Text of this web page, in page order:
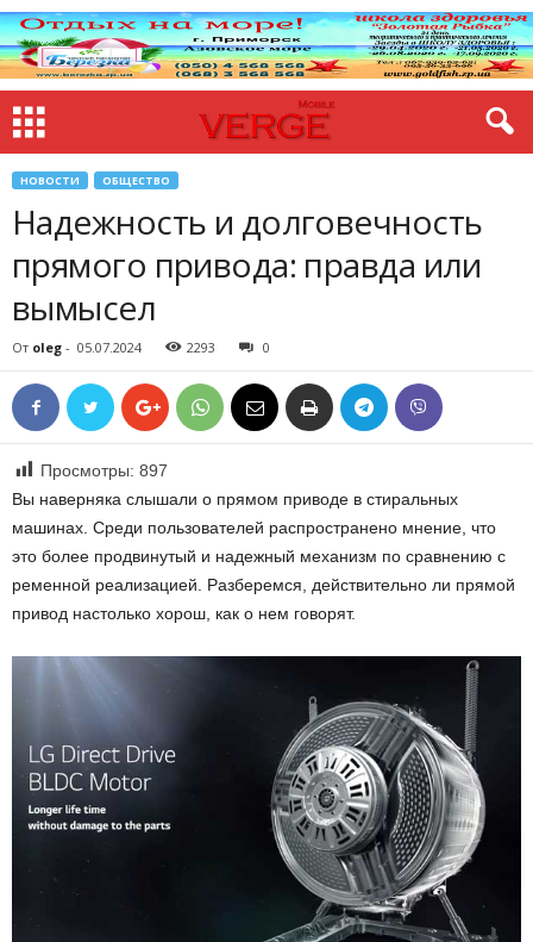
НОВОСТИ ОБЩЕСТВО
Надежность и долговечность
прямого привода: правда или
вымысел
От oleg - 05.07.2024 2293 0
Просмотры: 897
Вы наверняка слышали о прямом приводе в стиральных
машинах. Среди пользователей распространено мнение, что
это более продвинутый и надежный механизм по сравнению с
ременной реализацией. Разберемся, действительно ли прямой
привод настолько хорош, как о нем говорят.